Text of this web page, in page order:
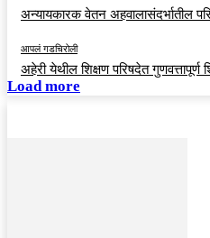
अन्यायकारक वेतन अहवालासंदर्भातील
आपलं गडचिरोली
अहेरी येथील शिक्षण परिषदेत गुणवत्तापूर्ण
Load more